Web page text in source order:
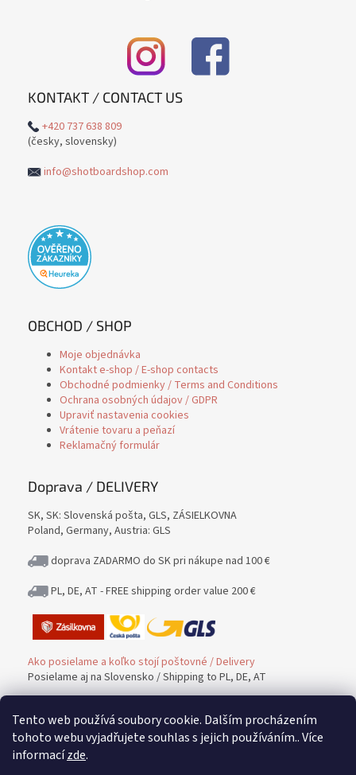
Tento web používá soubory cookie. Dalším procházením
tohoto webu vyjadřujete souhlas s jejich používáním.. Více
informacízde.
KONTAKT / CONTACT US
+420 737 638 809
(česky, slovensky)
info@shotboardshop.com
OBCHOD / SHOP
Moje objednávka
Kontakt e-shop / E-shop contacts
Obchodné podmienky / Terms and Conditions
Ochrana osobných údajov / GDPR
Upraviť nastavenia cookies
Vrátenie tovaru a peňazí
Reklamačný formulár
Doprava / DELIVERY
SK, SK: Slovenská pošta, GLS, ZÁSIELKOVNA
Poland, Germany, Austria: GLS
doprava ZADARMO do SK pri nákupe nad 100 €
PL, DE, AT - FREE shipping order value 200 €
Ako posielame a koľko stojí poštovné / Delivery
Posielame aj na Slovensko / Shipping to PL, DE, AT
Platba / PAYMENT